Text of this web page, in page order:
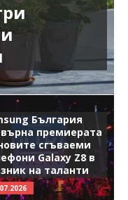
България
премиерата
сгъваеми
Galaxy Z8 в
на таланти